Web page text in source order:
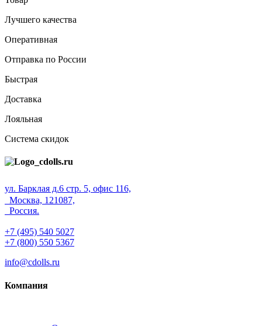
Лучшего качества
Оперативная
Отправка по России
Быстрая
Доставка
Лояльная
Система скидок
ул. Барклая д.6 стр. 5, офис 116,
Москва, 121087,
Россия.
+7 (495) 540 5027
+7 (800) 550 5367
info@cdolls.ru
Компания